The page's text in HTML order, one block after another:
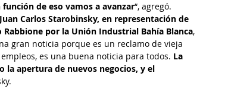
de eso vamos a avanzar“, agregó.
Carlos Starobinsky, en representación de
por la Unión Industrial Bahía Blanca,
gran noticia porque es un reclamo de vieja
es una buena noticia para todos. La
la apertura de nuevos negocios, y el